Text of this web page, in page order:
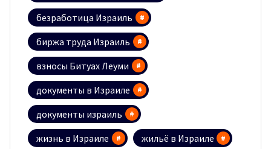
безработица Израиль
биржа труда Израиль
взносы Битуах Леуми
документы в Израиле
документы израиль
жизнь в Израиле
жильё в Израиле